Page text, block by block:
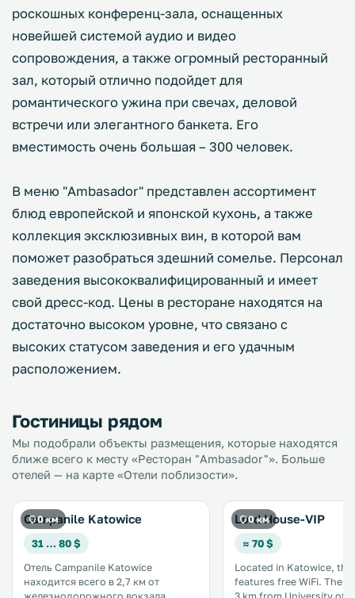
роскошных конференц-зала, оснащенных
новейшей системой аудио и видео
сопровождения, а также огромный ресторанный
зал, который отлично подойдет для
романтического ужина при свечах, деловой
встречи или элегантного банкета. Его
вместимость очень большая – 300 человек.
В меню "Ambasador" представлен ассортимент
блюд европейской и японской кухонь, а также
коллекция эксклюзивных вин, в которой вам
поможет разобраться здешний сомелье. Персонал
заведения высококвалифицированный и имеет
свой дресс-код. Цены в ресторане находятся на
достаточно высоком уровне, что связано с
высоких статусом заведения и его удачным
расположением.
Гостиницы рядом
Мы подобрали объекты размещения, которые находятся
ближе всего к месту «Ресторан "Ambasador"». Больше
отелей — на карте «Отели поблизости».
0 км
Campanile Katowice
31 … 80 $
Отель Campanile Katowice
находится всего в 2,7 км от
0 км
Lord House-VIP
≈ 70 $
Located in Katowice,
features free WiFi. The property is 1.